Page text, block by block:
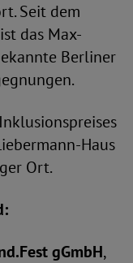
Seit dem
das Max-
Berliner
Haus
Ort.
gGmbH,